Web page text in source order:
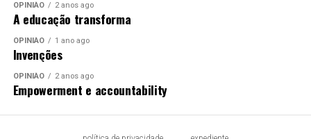
OPINIÃO 2 anos ago
A educação transforma
OPINIÃO 1 ano ago
Invenções
OPINIÃO 2 anos ago
Empowerment e accountability